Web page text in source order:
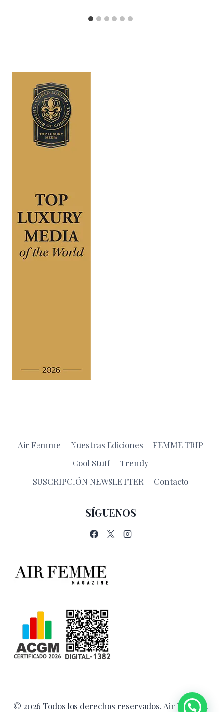
Air Femme Nuestras Ediciones
FEMME TRIP
Cool Stuff
Trendy
SUSCRIPCIÓN NEWSLETTER
Contacto
SÍGUENOS
© 2026 Todos los derechos reservados. Air Femme.